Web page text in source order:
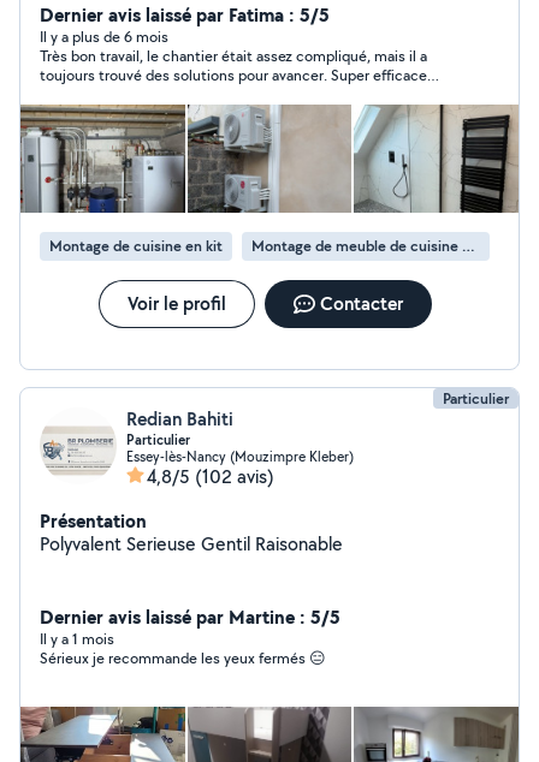
Dernier avis laissé par Fatima : 5/5
Il y a plus de 6 mois
Très bon travail, le chantier était assez compliqué, mais il a
toujours trouvé des solutions pour avancer. Super efficace
sympa en plus. Je recommande les yeux fermés !
Montage de cuisine en kit Montage de meuble de cuisine en kit
Voir le profil Contacter
Particulier
Redian Bahiti
Particulier
Essey-lès-Nancy (Mouzimpre Kleber)
4,8/5 (102 avis)
Présentation
Polyvalent Serieuse Gentil Raisonable
Dernier avis laissé par Martine : 5/5
Il y a 1 mois
Sérieux je recommande les yeux fermés 😑